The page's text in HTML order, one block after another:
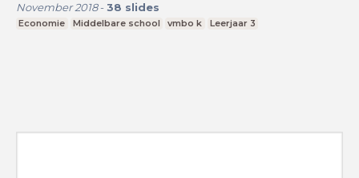
November 2018- 38 slides
Economie Middelbare school vmbo k Leerjaar 3